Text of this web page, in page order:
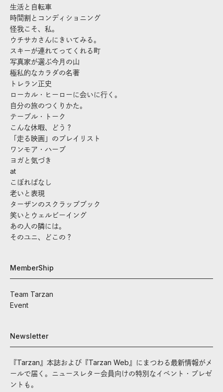
生活と自転車
時間割とコンディショニング
怪我こそ、私。
ウチサカさんにきいてみる。
スキーが連れてってくれる町
写真家が選ぶ今月の山
極私的なカラダの名著
トレラン正史
ローカル・ヒーローに会いに行く。
自分の旅のつくりかた。
テーブル・トーク
こんな休暇、どう？
「走る映画」のプレイリスト
ワンモア・ハーブ
ヨガと気づき
at
こぼればなし
老いと表現
ターザンのスクラップブック
笑いとウェルビーイング
あの人の隣には。
そのユニ、どこの？
MemberShip
Team Tarzan
Event
Newsletter
『Tarzan』本誌および『Tarzan Web』にまつわる最新情報がメ
ールで届く。ニュースレター会員向けの特別なイベント・プレゼ
ントも。